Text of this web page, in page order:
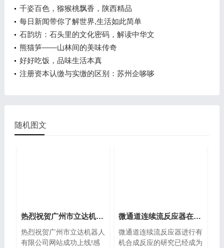
千姿百色，猕猴桃飘香，陕西精品
每日新闻带你了解世界,生活如此简单
石韵坊：石头里的文化密码，解读中华文
熊猫笋——山林间的美味传奇
好好吃饭，品味生活本真
注册资本认缴与实缴的区别：苏州企哆哆
随机图文
热烈祝贺广州市立达机器人有限公司网站
热烈祝贺广州市立达机器人
有限公司网站成功上线!感
微通道连续流反应器在有机合成中的应用
微通道连续流反应器进行有
机合成反应的研究已经成为